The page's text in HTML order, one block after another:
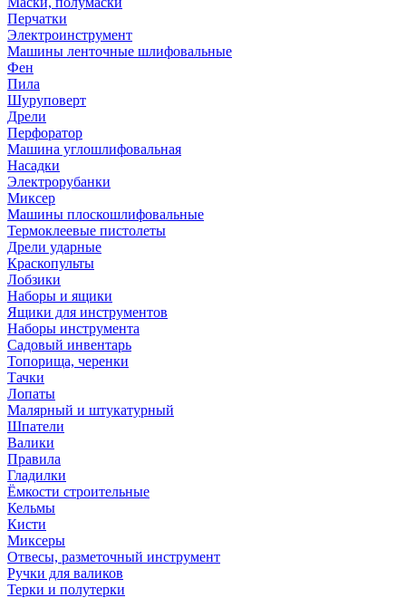
Перчатки
Электроинструмент
Машины ленточные шлифовальные
Фен
Пила
Шуруповерт
Дрели
Перфоратор
Машина углошлифовальная
Насадки
Электрорубанки
Миксер
Машины плоскошлифовальные
Термоклеевые пистолеты
Дрели ударные
Краскопульты
Лобзики
Наборы и ящики
Ящики для инструментов
Наборы инструмента
Садовый инвентарь
Топорища, черенки
Тачки
Лопаты
Малярный и штукатурный
Шпатели
Валики
Правила
Гладилки
Ёмкости строительные
Кельмы
Кисти
Миксеры
Отвесы, разметочный инструмент
Ручки для валиков
Терки и полутерки